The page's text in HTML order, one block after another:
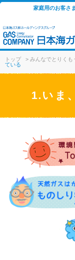
家庭用のお客さま
トップ > みんなでとりくも
ている
1.いま